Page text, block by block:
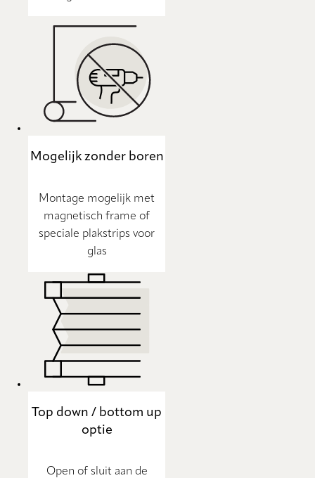
Mogelijk zonder boren
Montage mogelijk met
magnetisch frame of
speciale plakstrips voor
glas
Top down / bottom up
optie
Open of sluit aan de